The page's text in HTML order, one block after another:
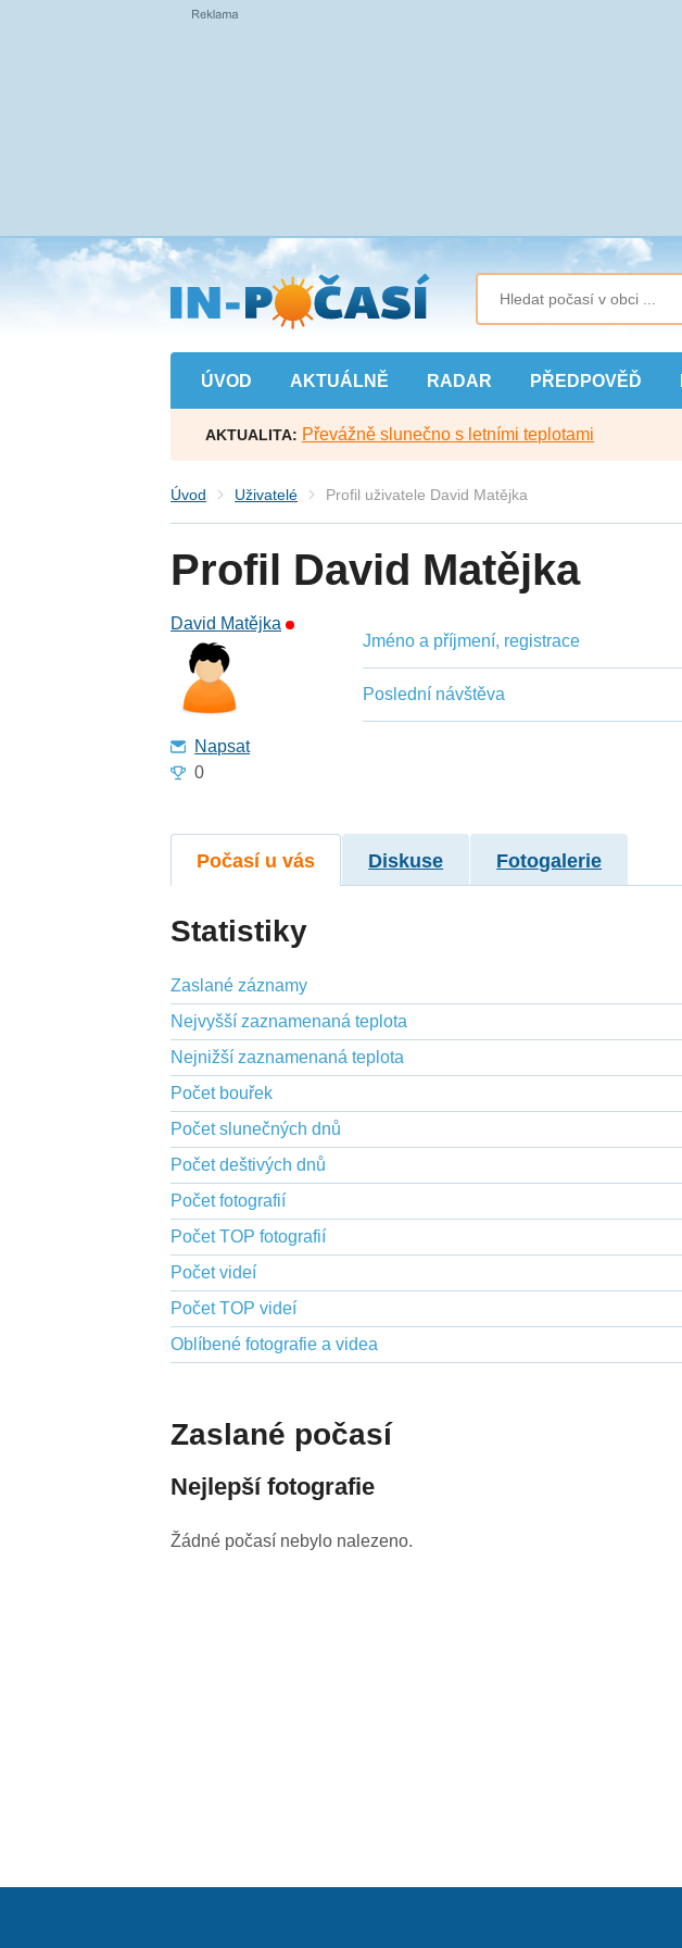
Přejít
na
hlavní
obsah
ÚVOD AKTUÁLNĚ RADAR PŘEDPOVĚĎ
AKTUALITA: Převážně slunečno s letními teplotami
Úvod Uživatelé Profil uživatele David Matějka
Profil David Matějka
David Matějka
Napsat
0
Jméno a příjmení, registrace
Poslední návštěva
Počasí u vás Diskuse Fotogalerie
Statistiky
Zaslané záznamy
Nejvyšší zaznamenaná teplota
Nejnižší zaznamenaná teplota
Počet bouřek
Počet slunečných dnů
Počet deštivých dnů
Počet fotografií
Počet TOP fotografií
Počet videí
Počet TOP videí
Oblíbené fotografie a videa
Zaslané počasí
Nejlepší fotografie
Žádné počasí nebylo nalezeno.